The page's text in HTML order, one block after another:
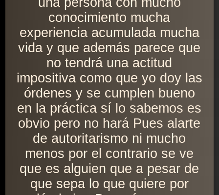
conocimiento mucha
experiencia acumulada mucha
vida y que además parece que
no tendrá una actitud
impositiva como que yo doy las
órdenes y se cumplen bueno
en la práctica sí lo sabemos es
obvio pero no hará Pues alarte
de autoritarismo ni mucho
menos por el contrario se ve
que es alguien que a pesar de
que sepa lo que quiere por